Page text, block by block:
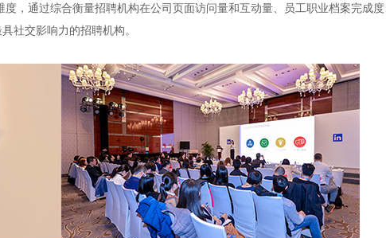
，通过综合衡量招聘机构在公司页面访问量和互动量、员工职业档案完成
社交影响力的招聘机构。